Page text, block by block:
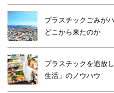
プラスチックごみが
どこから来たのか
プラスチックを追放
生活」のノウハウ